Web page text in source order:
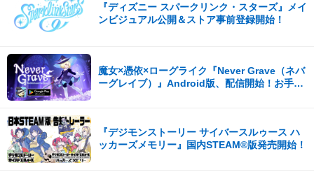
『ディズニー スパークリンク・スターズ』メイ
ンビジュアル公開＆ストア事前登録開始！
魔女×憑依×ローグライク『Never Grave（ネバ
ーグレイブ）』Android版、配信開始！お手頃
『デジモンストーリー サイバースルゥース ハ
ッカーズメモリー』国内STEAM®版発売開始！